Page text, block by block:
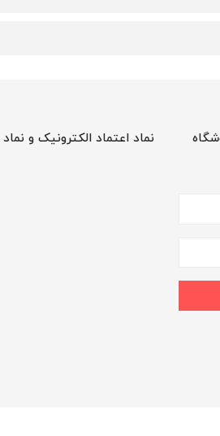
نماد اعتماد الکترونیک و